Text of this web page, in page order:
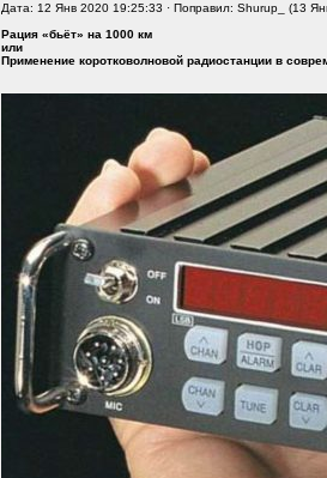
Дата: 12 Янв 2020 19:25:33 · Поправил: Shurup_ (13
Рация «бьёт» на 1000 км
или
Применение коротковолновой радиостанции в